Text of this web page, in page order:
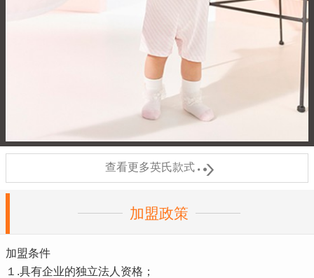
查看更多英氏款式
加盟政策
加盟条件
１.具有企业的独立法人资格；